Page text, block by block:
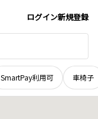
ログイン新規登録
SmartPay利用可 車椅子